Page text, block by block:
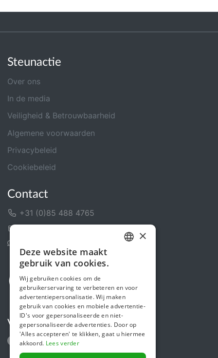
Steunactie
Over ons
In de media
Veiligheid & Betrouwbaarheid
Algemene voorwaarden
Privacybeleid
Cookiebeleid
Contact
+31 (0)85 488 4765
Volg ons
ENGLISH
×
Deze website maakt
gebruik van cookies.
Wij gebruiken cookies om de
gebruikerservaring te verbeteren en voor
advertentiepersonalisatie. Wij maken
gebruik van cookies en mobiele advertentie-
ID's voor gepersonaliseerde en niet-
gepersonaliseerde advertenties. Door op
'Alles accepteren' te klikken, gaat u hiermee
akkoord. Lees verder